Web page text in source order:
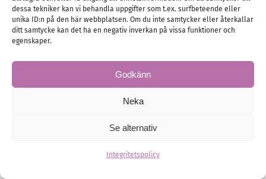
dessa tekniker kan vi behandla uppgifter som t.ex. surfbeteende eller
unika ID:n på den här webbplatsen. Om du inte samtycker eller återkallar
ditt samtycke kan det ha en negativ inverkan på vissa funktioner och
egenskaper.
Godkänn
Neka
Se alternativ
Integritetspolicy
Bröllopsresa Storstad Weekend